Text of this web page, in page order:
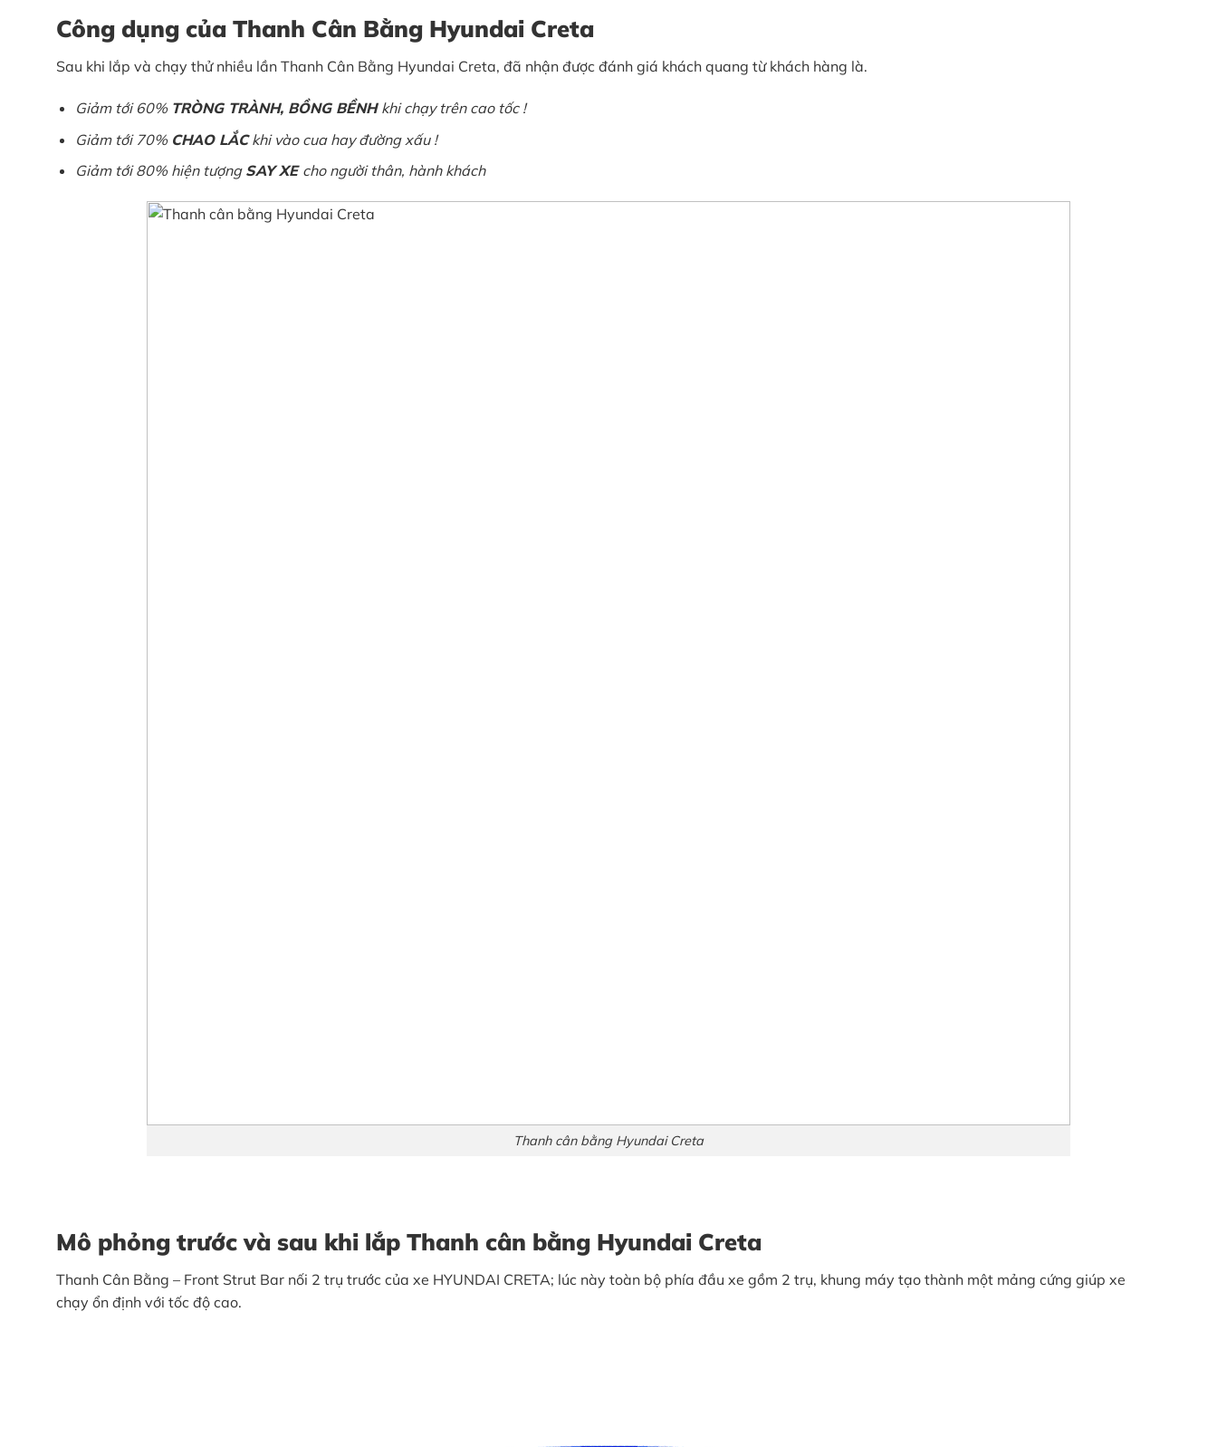
Công dụng của Thanh Cân Bằng Hyundai Creta
Sau khi lắp và chạy thử nhiều lần Thanh Cân Bằng Hyundai Creta, đã nhận được đánh giá khách quang từ khách hàng là.
Giảm tới 60% TRÒNG TRÀNH, BỒNG BỀNH khi chạy trên cao tốc !
Giảm tới 70% CHAO LẮCkhi vào cua hay đường xấu !
Giảm tới 80% hiện tượng SAY XE cho người thân, hành khách
Thanh cân bằng Hyundai Creta
Mô phỏng trước và sau khi lắp Thanh cân bằng Hyundai Creta
Thanh Cân Bằng – Front Strut Bar nối 2 trụ trước của xe HYUNDAI CRETA; lúc này toàn bộ phía đầu xe gồm 2 trụ, khung máy tạo thành một mảng cứng giúp xe
chạy ổn định với tốc độ cao.